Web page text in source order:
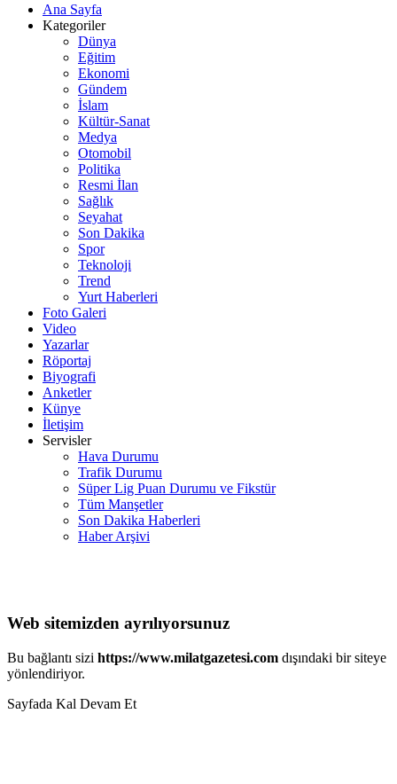
Ana Sayfa
Kategoriler
Dünya
Eğitim
Ekonomi
Gündem
İslam
Kültür-Sanat
Medya
Otomobil
Politika
Resmi İlan
Sağlık
Seyahat
Son Dakika
Spor
Teknoloji
Trend
Yurt Haberleri
Foto Galeri
Video
Yazarlar
Röportaj
Biyografi
Anketler
Künye
İletişim
Servisler
Hava Durumu
Trafik Durumu
Süper Lig Puan Durumu ve Fikstür
Tüm Manşetler
Son Dakika Haberleri
Haber Arşivi
Web sitemizden ayrılıyorsunuz
Bu bağlantı sizi https://www.milatgazetesi.com dışındaki bir siteye
yönlendiriyor.
Sayfada Kal Devam Et